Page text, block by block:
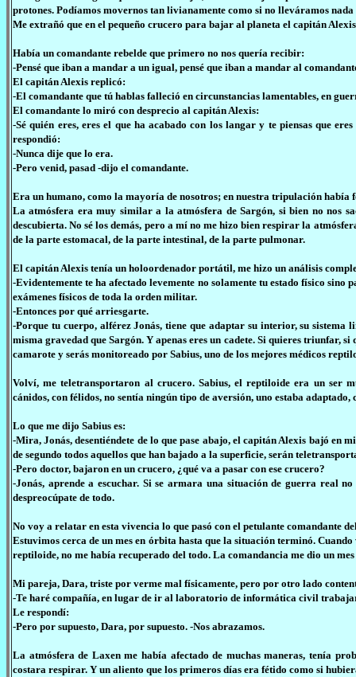
protones. Podíamos movernos tan livianamente como si no lleváramos nada
Me extrañó que en el pequeño crucero para bajar al planeta el capitán
Había un comandante rebelde que primero no nos quería recibir:
-Pensé que iban a mandar a un igual, pensé que iban a mandar al
El capitán Alexis replicó:
-El comandante que tú hablas falleció en circunstancias lamentables, en
El comandante lo miró con desprecio al capitán Alexis:
-Sé quién eres, eres el que ha acabado con los langar y te piensas que
respondió:
-Nunca dije que lo era.
-Pero venid, pasad -dijo el comandante.
Era un humano, como la mayoría de nosotros; en nuestra tripulación había
La atmósfera era muy similar a la atmósfera de Sargón, si bien no nos
descubierta. No sé los demás, pero a mí no me hizo bien respirar la
de la parte estomacal, de la parte intestinal, de la parte pulmonar.
El capitán Alexis tenía un holoordenador portátil, me hizo un análisis
-Evidentemente te ha afectado levemente no solamente tu estado físico sino
exámenes físicos de toda la orden militar.
-Entonces por qué arriesgarte.
-Porque tu cuerpo, alférez Jonás, tiene que adaptar su interior, su sistema
misma gravedad que Sargón. Y apenas eres un cadete. Si quieres triunfar,
camarote y serás monitoreado por Sabius, uno de los mejores médicos
Volví, me teletransportaron al crucero. Sabius, el reptiloide era un ser
cánidos, con félidos, no sentía ningún tipo de aversión, uno estaba
Lo que me dijo Sabius es:
-Mira, Jonás, desentiéndete de lo que pase abajo, el capitán Alexis bajó en
de segundo todos aquellos que han bajado a la superficie, serán
-Pero doctor, bajaron en un crucero, ¿qué va a pasar con ese crucero?
-Jonás, aprende a escuchar. Si se armara una situación de guerra real
despreocúpate de todo.
No voy a relatar en esta vivencia lo que pasó con el petulante comandante
Estuvimos cerca de un mes en órbita hasta que la situación terminó.
reptiloide, no me había recuperado del todo. La comandancia me dio un
Mi pareja, Dara, triste por verme mal físicamente, pero por otro lado
-Te haré compañía, en lugar de ir al laboratorio de informática civil
Le respondí:
-Pero por supuesto, Dara, por supuesto. -Nos abrazamos.
La atmósfera de Laxen me había afectado de muchas maneras, tenía
costara respirar. Y un aliento que los primeros días era fétido como si